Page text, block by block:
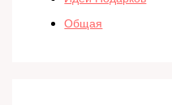
Общая